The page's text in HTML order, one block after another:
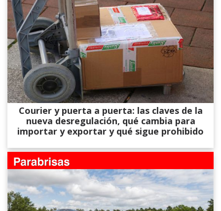
Courier y puerta a puerta: las claves de la
nueva desregulación, qué cambia para
importar y exportar y qué sigue prohibido